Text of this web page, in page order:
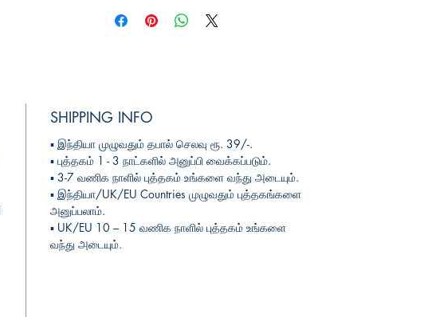
SHIPPING INFO
▪︎ இந்தியா முழுவதும் தபால் செலவு ரூ. 39/-.
▪︎ புத்தகம்1 - 3 நாட்களில் அனுப்பி வைக்கப்படும்.
▪︎ 3-7 வணிக நாளில் புத்தகம் உங்களை வந்து அடையும்.
▪︎ இந்தியா/UK/EU Countries முழுவதும் புத்தகங்களை
அனுப்பலாம்.
▪︎ UK/EU 10 – 15 வணிக நாளில் புத்தகம் உங்களை
வந்து அடையும்.